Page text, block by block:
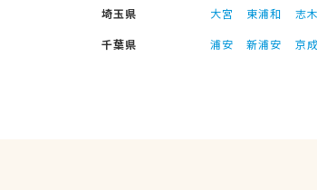
埼玉県
大宮 東浦和 志木
千葉県
浦安 新浦安 京